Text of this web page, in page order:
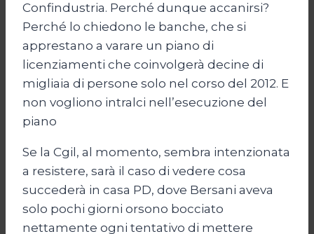
Confindustria. Perché dunque accanirsi?
Perché lo chiedono le banche, che si
apprestano a varare un piano di
licenziamenti che coinvolgerà decine di
migliaia di persone solo nel corso del 2012. E
non vogliono intralci nell’esecuzione del
piano
Se la Cgil, al momento, sembra intenzionata
a resistere, sarà il caso di vedere cosa
succederà in casa PD, dove Bersani aveva
solo pochi giorni orsono bocciato
nettamente ogni tentativo di mettere